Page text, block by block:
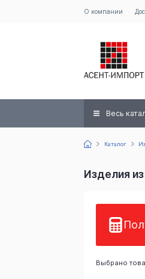
О компании
Весь
Каталог
Изделия
Выбрано